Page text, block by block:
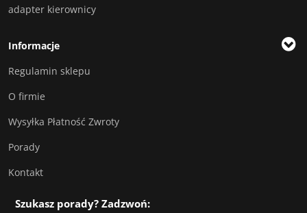
adapter kierownicy
Informacje
Regulamin sklepu
O firmie
Wysyłka Płatność Zwroty
Porady
Kontakt
Szukasz porady? Zadzwoń: